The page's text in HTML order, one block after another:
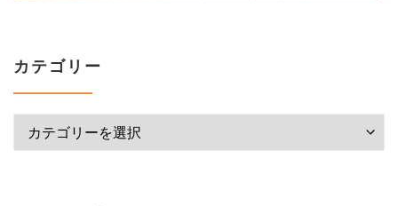
カテゴリー
カテゴリー